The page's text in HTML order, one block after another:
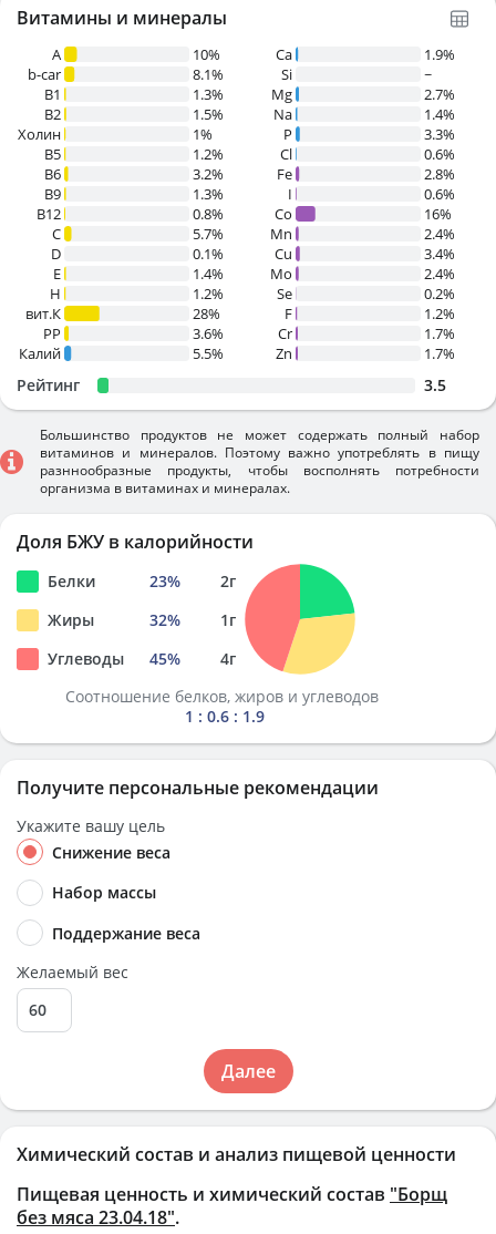
Химический состав и анализ пищевой ценности
Пищевая ценность и химический состав "Борщ
без мяса 23.04.18".
Витамины и минералы
A
10%
b-car
8.1%
В1
1.3%
B2
1.5%
Холин
1%
B5
1.2%
B6
3.2%
B9
1.3%
B12
0.8%
C
5.7%
D
0.1%
E
1.4%
H
1.2%
вит.К
28%
PP
3.6%
Калий
5.5%
Ca
1.9%
Si
~
Mg
2.7%
Na
1.4%
P
3.3%
Cl
0.6%
Fe
2.8%
I
0.6%
Co
16%
Mn
2.4%
Cu
3.4%
Mo
2.4%
Se
0.2%
F
1.2%
Cr
1.7%
Zn
1.7%
Рейтинг 3.5
Большинство продуктов не может содержать полный набор
витаминов и минералов. Поэтому важно употреблять в пищу
разннообразные продукты, чтобы восполнять потребности
организма в витаминах и минералах.
Доля БЖУ в калорийности
Белки 23% 2г
Жиры
32% 1г
Углеводы
45% 4г
Соотношение белков, жиров и углеводов
1 : 0.6 : 1.9
Получите персональные рекомендации
Укажите вашу цель
Снижение веса
Набор массы
Поддержание веса
Желаемый вес
Далее